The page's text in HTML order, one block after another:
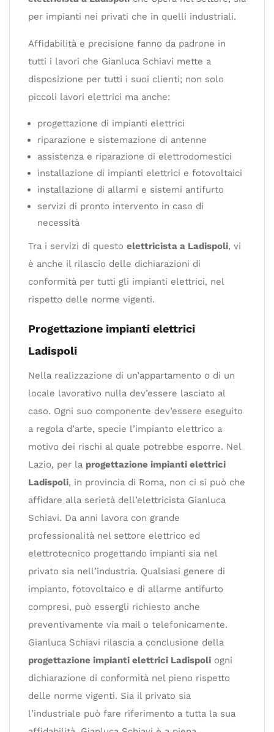
per impianti nei privati che in quelli industriali.
Affidabilità e precisione fanno da padrone in
tutti i lavori che Gianluca Schiavi mette a
disposizione per tutti i suoi clienti; non solo
piccoli lavori elettrici ma anche:
progettazione di impianti elettrici
riparazione e sistemazione di antenne
assistenza e riparazione di elettrodomestici
installazione di impianti elettrici e fotovoltaici
installazione di allarmi e sistemi antifurto
servizi di pronto intervento in caso di
necessità
Tra i servizi di questo elettricista a Ladispoli, vi
è anche il rilascio delle dichiarazioni di
conformità per tutti gli impianti elettrici, nel
rispetto delle norme vigenti.
Progettazione impianti elettrici
Ladispoli
Nella realizzazione di un’appartamento o di un
locale lavorativo nulla dev’essere lasciato al
caso. Ogni suo componente dev’essere eseguito
a regola d’arte, specie l’impianto elettrico a
motivo dei rischi al quale potrebbe esporre. Nel
Lazio, per la progettazione impianti elettrici
Ladispoli, in provincia di Roma, non ci si può che
affidare alla serietà dell’elettricista Gianluca
Schiavi. Da anni lavora con grande
professionalità nel settore elettrico ed
elettrotecnico progettando impianti sia nel
privato sia nell’industria. Qualsiasi genere di
impianto, fotovoltaico e di allarme antifurto
compresi, può essergli richiesto anche
preventivamente via mail o telefonicamente.
Gianluca Schiavi rilascia a conclusione della
progettazione impianti elettrici Ladispoli ogni
dichiarazione di conformità nel pieno rispetto
delle norme vigenti. Sia il privato sia
l’industriale può fare riferimento a tutta la sua